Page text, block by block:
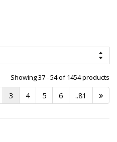
Showing 37 - 54 of 1454 products
3 4 5 6 ..81